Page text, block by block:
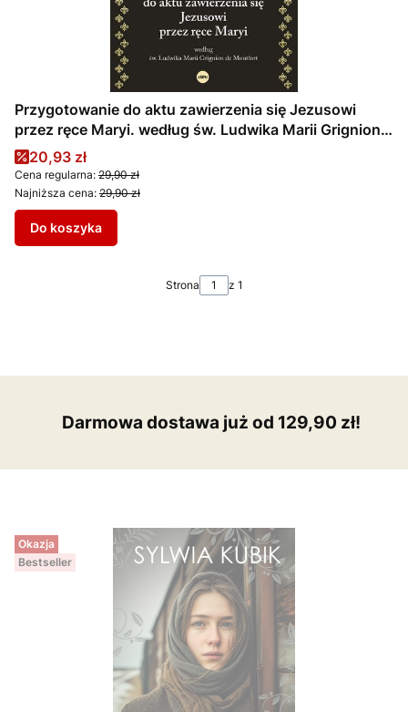
Przygotowanie do aktu zawierzenia się Jezusowi
przez ręce Maryi. według św. Ludwika Marii Grignion
de Montfort
Cena promocyjna
20,93 zł
Cena regularna: 29,90 zł
Najniższa cena: 29,90 zł
Do koszyka
Strona z 1
Darmowa dostawa już od 129,90 zł!
Okazja
Bestseller